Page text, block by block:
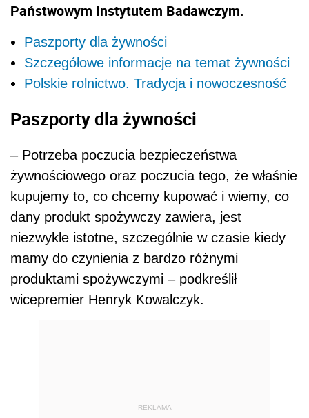
Państwowym Instytutem Badawczym.
Paszporty dla żywności
Szczegółowe informacje na temat żywności
Polskie rolnictwo. Tradycja i nowoczesność
Paszporty dla żywności
– Potrzeba poczucia bezpieczeństwa
żywnościowego oraz poczucia tego, że właśnie
kupujemy to, co chcemy kupować i wiemy, co
dany produkt spożywczy zawiera, jest
niezwykle istotne, szczególnie w czasie kiedy
mamy do czynienia z bardzo różnymi
produktami spożywczymi – podkreślił
wicepremier Henryk Kowalczyk.
REKLAMA